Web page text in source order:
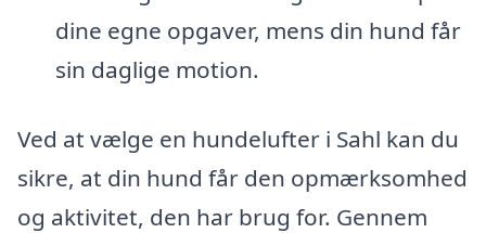
dine egne opgaver, mens din hund får
sin daglige motion.
Ved at vælge en hundelufter i Sahl kan du
sikre, at din hund får den opmærksomhed
og aktivitet, den har brug for. Gennem